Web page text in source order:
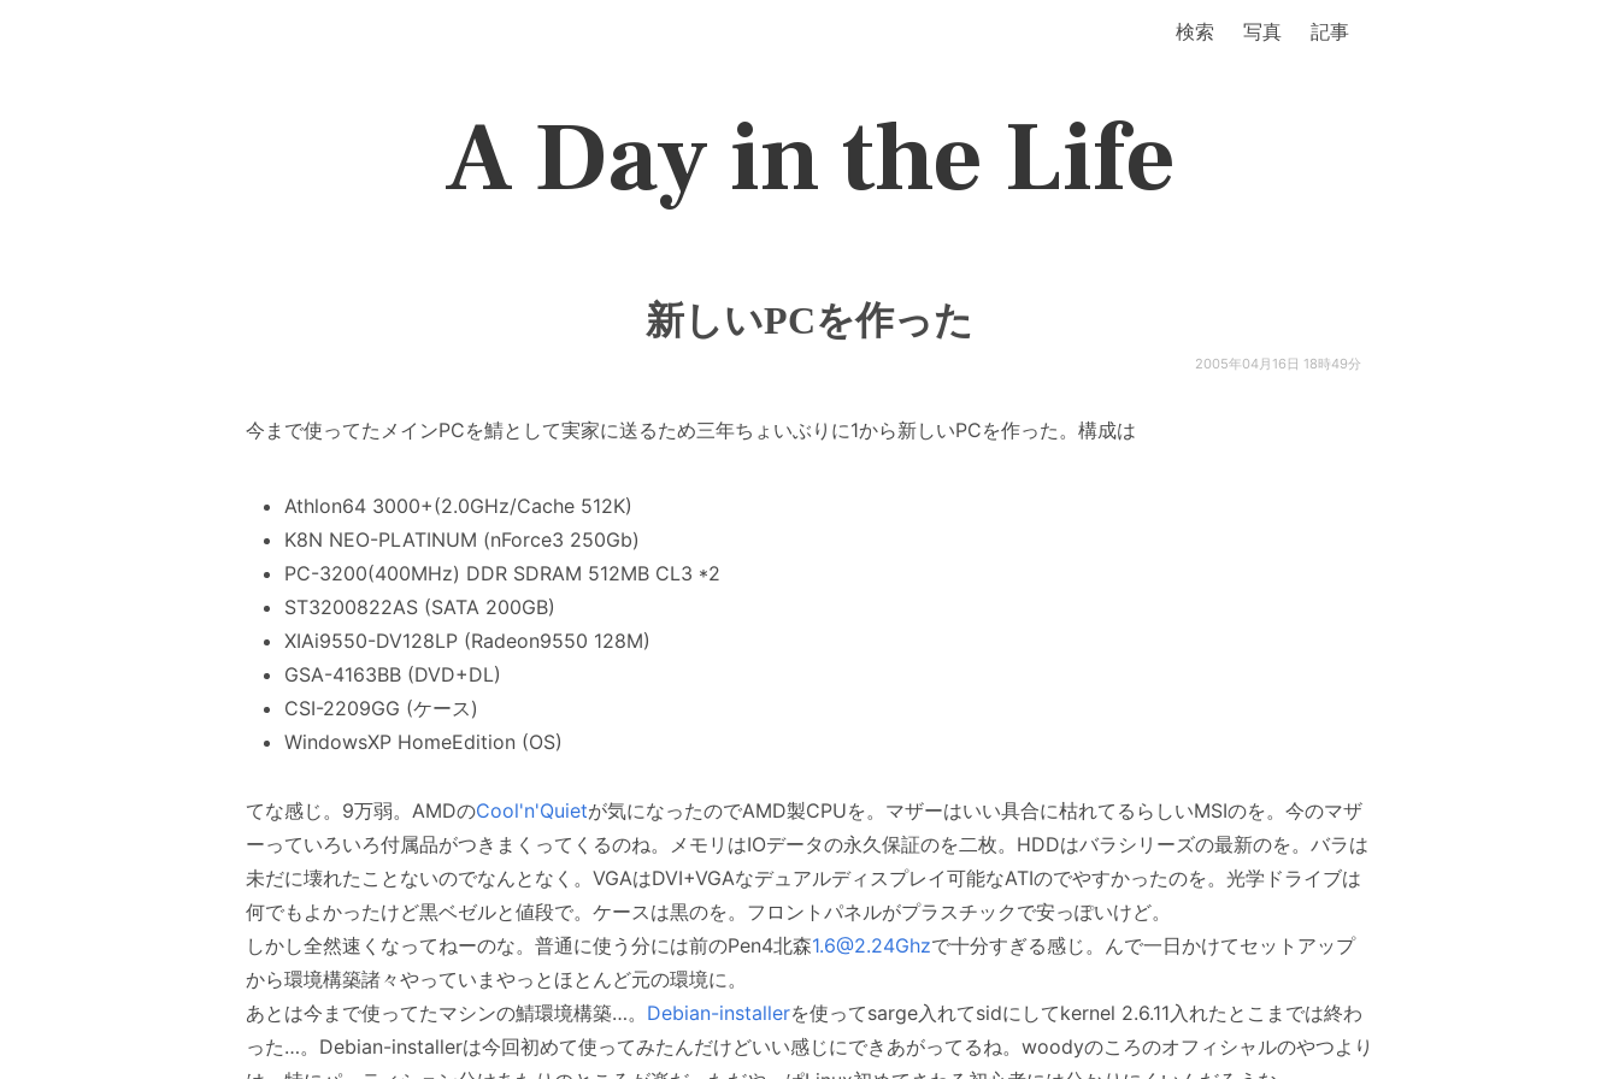
検索 写真 記事
A Day in the Life
新しいPCを作った
2005年04月16日 18時49分
今まで使ってたメインPCを鯖として実家に送るため三年ちょいぶりに1から新しいPCを作った。構成は
Athlon64 3000+(2.0GHz/Cache 512K)
K8N NEO-PLATINUM (nForce3 250Gb)
PC-3200(400MHz) DDR SDRAM 512MB CL3 *2
ST3200822AS (SATA 200GB)
XIAi9550-DV128LP (Radeon9550 128M)
GSA-4163BB (DVD+DL)
CSI-2209GG (ケース)
WindowsXP HomeEdition (OS)
てな感じ。9万弱。AMDのCool'n'Quietが気になったのでAMD製CPUを。マザーはいい具合に枯れてるらしいMSIのを。今のマザ
ーっていろいろ付属品がつきまくってくるのね。メモリはIOデータの永久保証のを二枚。HDDはバラシリーズの最新のを。バラは
未だに壊れたことないのでなんとなく。VGAはDVI+VGAなデュアルディスプレイ可能なATIのでやすかったのを。光学ドライブは
何でもよかったけど黒ベゼルと値段で。ケースは黒のを。フロントパネルがプラスチックで安っぽいけど。
しかし全然速くなってねーのな。普通に使う分には前のPen4北森1.6@2.24Ghzで十分すぎる感じ。んで一日かけてセットアップ
から環境構築諸々やっていまやっとほとんど元の環境に。
あとは今まで使ってたマシンの鯖環境構築…。 Debian-installerを使ってsarge入れてsidにしてkernel 2.6.11入れたとこまでは終わ
った…。Debian-installerは今回初めて使ってみたんだけどいい感じにできあがってるね。woodyのころのオフィシャルのやつより